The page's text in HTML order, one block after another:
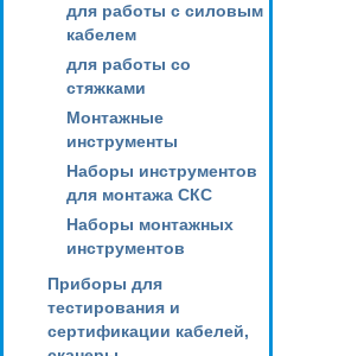
для работы с силовым
кабелем
для работы со
стяжками
Монтажные
инструменты
Наборы инструментов
для монтажа СКС
Наборы монтажных
инструментов
Приборы для
тестирования и
сертификации кабелей,